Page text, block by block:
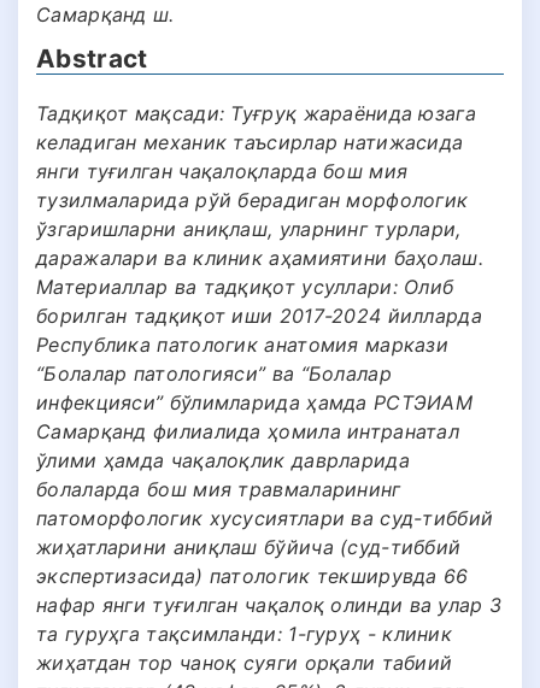
Самарқанд ш.
Abstract
Тадқиқот мақсади: Туғруқ жараёнида юзага
келадиган механик таъсирлар натижасида
янги туғилган чақалоқларда бош мия
тузилмаларида рўй берадиган морфологик
ўзгаришларни аниқлаш, уларнинг турлари,
даражалари ва клиник аҳамиятини баҳолаш.
Материаллар ва тадқиқот усуллари: Олиб
борилган тадқиқот иши 2017-2024 йилларда
Республика патологик анатомия маркази
“Болалар патологияси” ва “Болалар
инфекцияси” бўлимларида ҳамда РСТЭИАМ
Самарқанд филиалида ҳомила интранатал
ўлими ҳамда чақалоқлик даврларида
болаларда бош мия травмаларининг
патоморфологик хусусиятлари ва суд-тиббий
жиҳатларини аниқлаш бўйича (суд-тиббий
экспертизасида) патологик текширувда 66
нафар янги туғилган чақалоқ олинди ва улар 3
та гуруҳга тақсимланди: 1-гуруҳ - клиник
жиҳатдан тор чаноқ суяги орқали табиий